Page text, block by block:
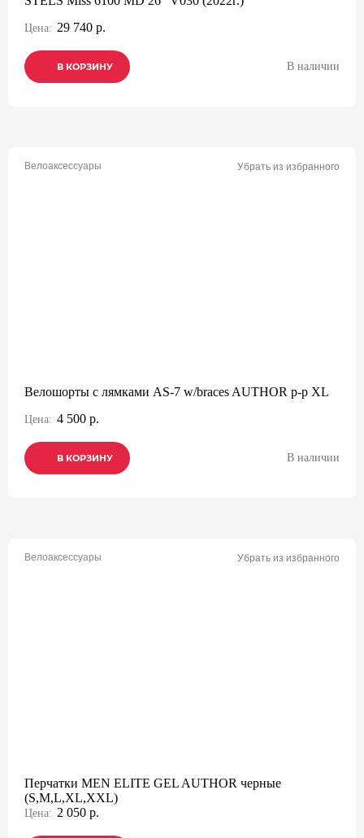
Цена: 29 740 р.
В КОРЗИНУ
В КОРЗИНУ
В КОРЗИНУ В наличии
Велоаксессуары Убрать из избранного
Велошорты с лямками AS-7 w/braces AUTHOR р-р XL
Цена: 4 500 р.
В КОРЗИНУ
В КОРЗИНУ
В КОРЗИНУ В наличии
Велоаксессуары Убрать из избранного
Перчатки MEN ELITE GEL AUTHOR черные
(S,M,L,XL,XXL)
Цена: 2 050 р.